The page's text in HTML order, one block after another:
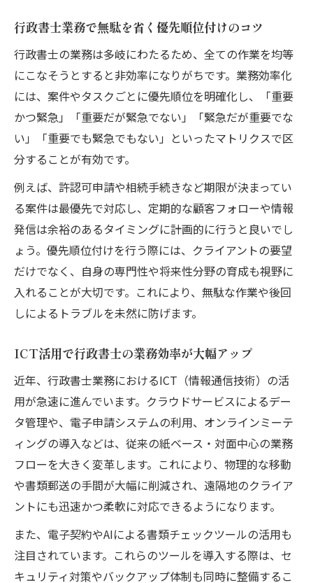
方
行政書士として伸びる分野の勉強法とは
行政書士が将来を見据えて習得すべきスキ
ル
行政書士のキャリアに直結する学びのポイ
ント
政書士へ
行政書士がダブルライセンス取得で得られ
る強み
行政書士業務拡大に繋がる資格の活かし方
行政書士がダブルライセンスで差別化する
コツ
行政書士が他士業と連携するメリットと活
用法
行政書士業務で無駄を省く優先順位付けのコツ
行政書士の業務は多岐にわたるため、全ての作業を均等
にこなそうとすると非効率になりがちです。業務効率化
には、案件やタスクごとに優先順位を明確化し、「重要
かつ緊急」「重要だが緊急でない」「緊急だが重要でな
い」「重要でも緊急でもない」といったマトリクスで区
分することが有効です。
例えば、許認可申請や相続手続きなど期限が決まってい
る案件は最優先で対応し、定期的な顧客フォローや情報
発信は余裕のあるタイミングに計画的に行うと良いでし
ょう。優先順位付けを行う際には、クライアントの要望
だけでなく、自身の専門性や将来性分野の育成も視野に
入れることが大切です。これにより、無駄な作業や後回
しによるトラブルを未然に防げます。
ICT活用で行政書士の業務効率が大幅アップ
近年、行政書士業務におけるICT（情報通信技術）の活
用が急速に進んでいます。クラウドサービスによるデー
タ管理や、電子申請システムの利用、オンラインミーテ
ィングの導入などは、従来の紙ベース・対面中心の業務
フローを大きく変革します。これにより、物理的な移動
や書類郵送の手間が大幅に削減され、遠隔地のクライア
ントにも迅速かつ柔軟に対応できるようになります。
また、電子契約やAIによる書類チェックツールの活用も
注目されています。これらのツールを導入する際は、セ
キュリティ対策やバックアップ体制も同時に整備するこ